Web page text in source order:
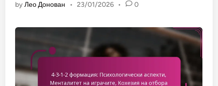
byЛео Донован • 23/01/2026 • 0